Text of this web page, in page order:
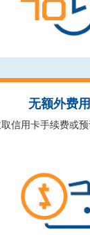
无额外费用
信用卡手续费或